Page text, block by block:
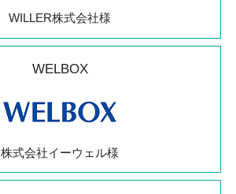
WILLER株式会社様
WELBOX
株式会社イーウェル様